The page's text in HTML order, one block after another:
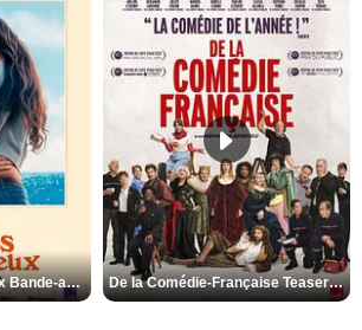
Les Matins merveilleux Bande-annonce VF De la Comédie-Française Teaser VF